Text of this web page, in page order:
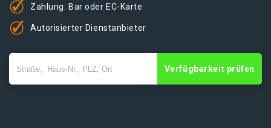
Zahlung: Bar oder EC-Karte
Autorisierter Dienstanbieter
Verfügbarkeit prüfen